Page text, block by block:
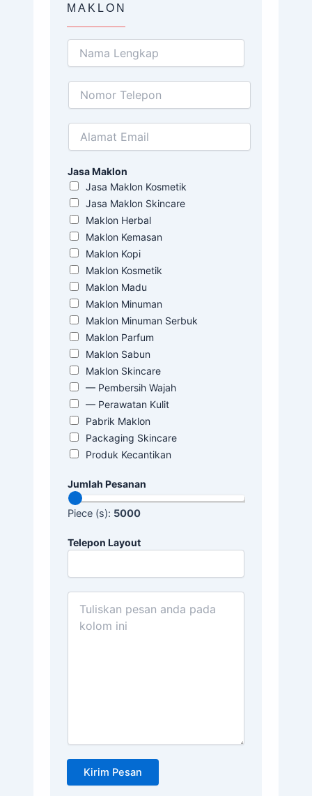
MAKLON
Jasa Maklon
Jasa Maklon Kosmetik
Jasa Maklon Skincare
Maklon Herbal
Maklon Kemasan
Maklon Kopi
Maklon Kosmetik
Maklon Madu
Maklon Minuman
Maklon Minuman Serbuk
Maklon Parfum
Maklon Sabun
Maklon Skincare
— Pembersih Wajah
— Perawatan Kulit
Pabrik Maklon
Packaging Skincare
Produk Kecantikan
Jumlah Pesanan
Piece (s): 5000
Telepon Layout
Kirim Pesan